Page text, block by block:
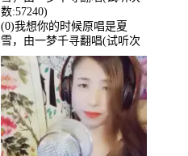
(0)我想你的时候原唱是夏
雪，由一梦千寻翻唱(试听次
数:57240)